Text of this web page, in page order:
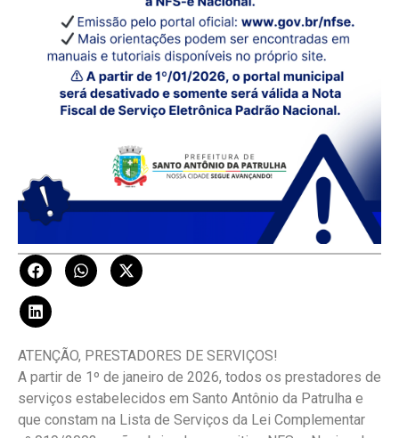
ATENÇÃO, PRESTADORES DE SERVIÇOS!
A partir de 1º de janeiro de 2026, todos os prestadores de
serviços estabelecidos em Santo Antônio da Patrulha e
que constam na Lista de Serviços da Lei Complementar